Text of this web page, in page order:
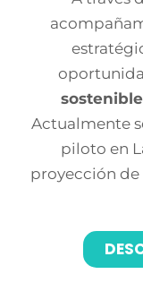
Actualmente
piloto en
proyección de